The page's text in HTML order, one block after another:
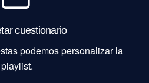
cuestionario
podemos personalizar la
playlist.